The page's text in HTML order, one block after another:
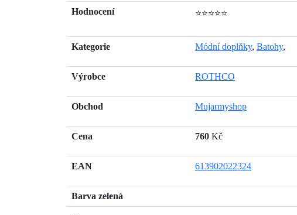
Hodnocení ⭐⭐⭐⭐⭐
Kategorie Módní doplňky, Batohy,
Výrobce ROTHCO
Obchod Mujarmyshop
Cena 760 Kč
EAN 613902022324
Barva zelená